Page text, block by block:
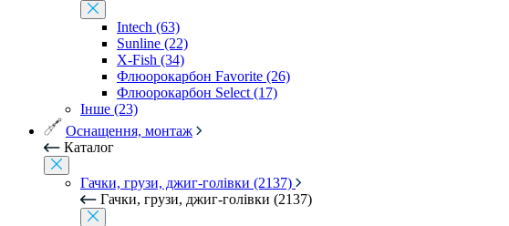
Intech (63)
Sunline (22)
X-Fish (34)
Флюорокарбон Favorite (26)
Флюорокарбон Select (17)
Інше (23)
Оснащення, монтаж
Каталог
Гачки, грузи, джиг-голівки (2137)
Гачки, грузи, джиг-голівки (2137)